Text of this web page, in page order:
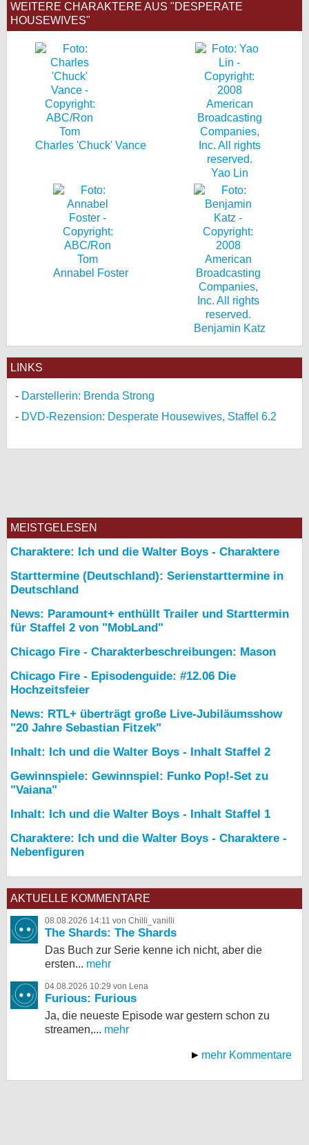
WEITERE CHARAKTERE AUS "DESPERATE
HOUSEWIVES"
Charles 'Chuck' Vance
Yao Lin
Annabel Foster
Benjamin Katz
LINKS
Darstellerin: Brenda Strong
DVD-Rezension: Desperate Housewives, Staffel 6.2
MEISTGELESEN
Charaktere: Ich und die Walter Boys - Charaktere
Starttermine (Deutschland): Serienstarttermine in
Deutschland
News: Paramount+ enthüllt Trailer und Starttermin
für Staffel 2 von "MobLand"
Chicago Fire - Charakterbeschreibungen: Mason
Chicago Fire - Episodenguide: #12.06 Die
Hochzeitsfeier
News: RTL+ überträgt große Live-Jubiläumsshow
"20 Jahre Sebastian Fitzek"
Inhalt: Ich und die Walter Boys - Inhalt Staffel 2
Gewinnspiele: Gewinnspiel: Funko Pop!-Set zu
"Vaiana"
Inhalt: Ich und die Walter Boys - Inhalt Staffel 1
Charaktere: Ich und die Walter Boys - Charaktere -
Nebenfiguren
AKTUELLE KOMMENTARE
08.08.2026 14:11 von Chilli_vanilli
The Shards: The Shards
Das Buch zur Serie kenne ich nicht, aber die
ersten... mehr
04.08.2026 10:29 von Lena
Furious: Furious
Ja, die neueste Episode war gestern schon zu
streamen,... mehr
mehr Kommentare